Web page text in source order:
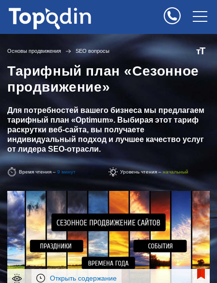
тТ
Основы продвижения SEO вопросы
Тарифный план «Сезонное
продвижение»
Для потребностей вашего бизнеса мы предлагаем
тарифный план «Optimum». Выбирая этот тариф
раскрутки веб-сайта, вы получаете
индивидуальный подход и лучшее качество услуг
от лидера SEO-отрасли.
Время чтения – 9 минут Уровень чтения – начальный
Открыть содержание